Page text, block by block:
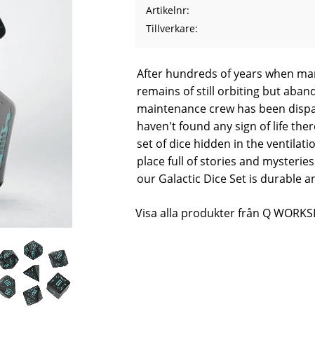
Artikelnr
Tillverkare
After hundreds of years when
remains of still orbiting but
maintenance crew has been
haven't found any sign of life
set of dice hidden in the
place full of stories and
our Galactic Dice Set is durable
Visa alla produkter från Q